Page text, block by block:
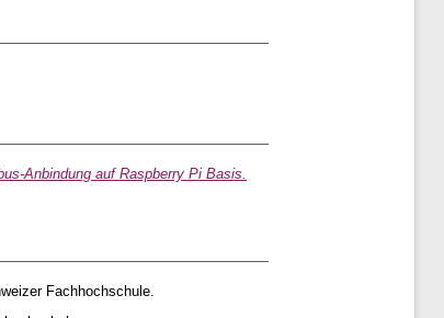
Anbindung auf Raspberry Pi Basis.
Fachhochschule.